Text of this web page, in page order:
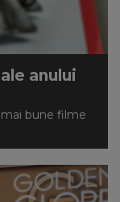
anului
bune filme